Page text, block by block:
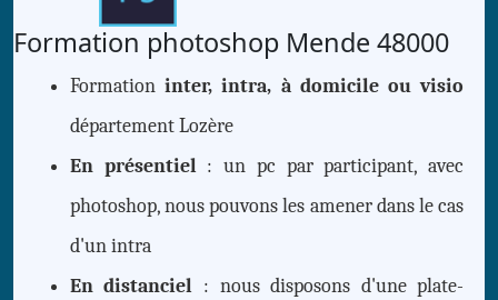
Formation photoshop Mende 48000
Formationinter, intra, à domicile ou visio
département Lozère
En présentiel: un pc par participant, avec
photoshop, nous pouvons les amener dans le cas
d'un intra
En distanciel : nous disposons d'une plate-